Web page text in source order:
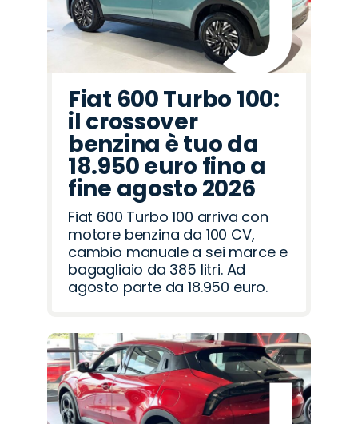
Fiat 600 Turbo 100:
il crossover
benzina è tuo da
18.950 euro fino a
fine agosto 2026
Fiat 600 Turbo 100 arriva con
motore benzina da 100 CV,
cambio manuale a sei marce e
bagagliaio da 385 litri. Ad
agosto parte da 18.950 euro.